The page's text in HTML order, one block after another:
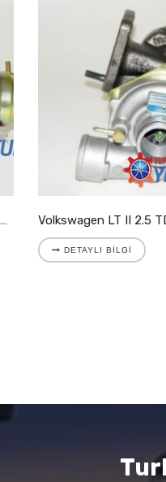
Volkswagen LT II 2.5 TDI Turbo 454205-9007S
DETAYLI BILGI